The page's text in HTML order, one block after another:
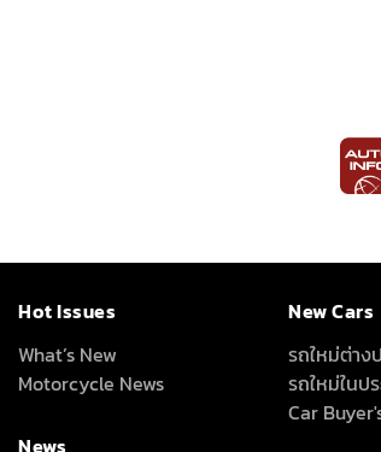
Hot Issues
What’s New
Motorcycle News
News
New Cars
รถใหม่ต่าง
รถใหม่ในป
Car